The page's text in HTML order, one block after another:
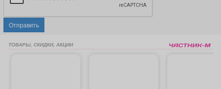
Отправить
ТОВАРЫ, СКИДКИ, АКЦИИ